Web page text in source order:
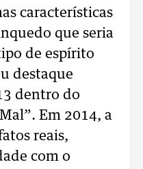
características
que seria
de espírito
destaque
dentro do
Em 2014, a
reais,
com o